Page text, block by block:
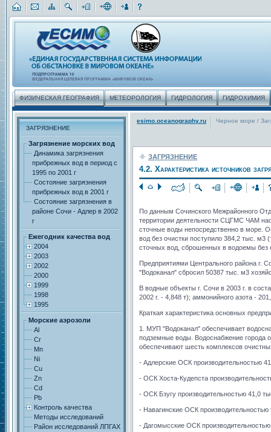
ФИЗИЧЕСКАЯ ГЕОГРАФИЯ МЕТЕОРОЛОГИЯ ГИДРОЛОГИЯ ГИДРОХИМИЯ
ЗАГРЯЗНЕНИЕ
Загрязнение морских вод
Динамика загрязнения
прибрежных вод в период с
1995 по 2001 г
Состояние загрязнения
прибрежных вод в 2001 г
Состояние загрязнения в
районе Сочи - Адлер в 2002
г
Ежегодник качества вод
2004
2003
2002
2000
1999
1998
1995
Морские аэрозоли
Al
Cr
Mn
Ni
Cu
Zn
Cd
Pb
Контроль качества
Методы исследований
Район исследований ЛПГАХ
esimo.oceanography.ru Черное море /
ЗАГРЯЗНЕНИЕ
4.2. Характеристика источников
По данным Сочинского Межрайонного
территории деятельности СЦГМС ЧАМ
сточные воды непосредственно в море.
вод без очистки поступило 384,2 тыс.
сточных вод, сброшенных в водоемы без
Предприятиями Центрального района г.
"Водоканал" сбросил 50387 тыс. м3
В водные объекты г. Сочи в 2003 г. в
2002 г. - 4,848 т); аммонийного азота -
Краткая характеристика основных
1. МУП "Водоканал" обеспечивает
подземные воды. Водоснабжение города
обеспечивают шесть комплексов
- Адлерские ОСК производительностью
- ОСК Хоста-Кудепста
- ОСК Бзугу производительностью 41,0
- Навагинские ОСК
- Дагомысские ОСК